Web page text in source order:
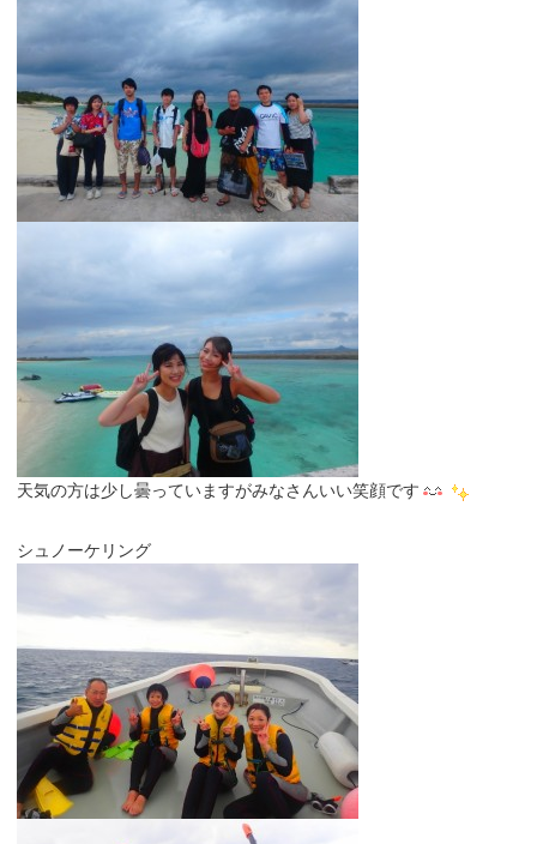
天気の方は少し曇っていますがみなさんいい笑顔です
シュノーケリング